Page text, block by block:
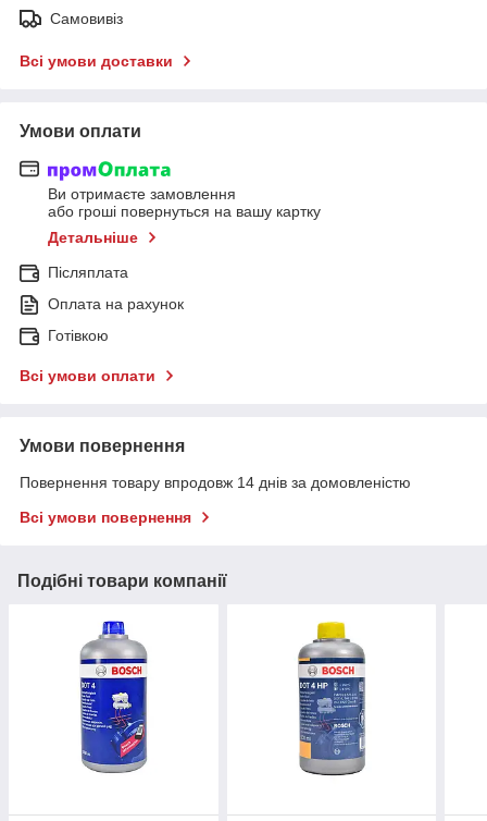
Самовивіз
Всі умови доставки
Умови оплати
Ви отримаєте замовлення
або гроші повернуться на вашу картку
Детальніше
Післяплата
Оплата на рахунок
Готівкою
Всі умови оплати
Умови повернення
Повернення товару впродовж 14 днів за домовленістю
Всі умови повернення
Подібні товари компанії